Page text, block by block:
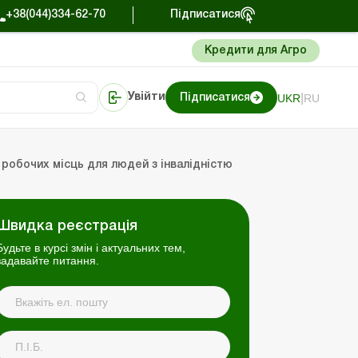
+38(044)334-62-70 Підписатися
Кредити для Агро
Увійти Підписатися UKR RU
місць для людей з інвалідністю
реєстрація
в курсі змін і актуальних тем,
питання.